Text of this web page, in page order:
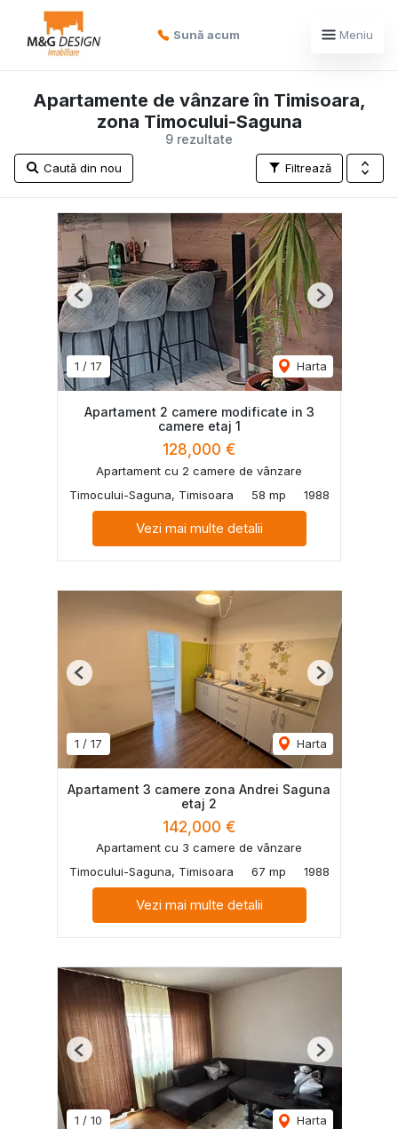
Sună acum Meniu
9 rezultate
Apartamente de vânzare în Timisoara,
zona Timocului-Saguna
Filtrează
Caută din nou
1 / 17 Harta
Previous Next
Apartament 2 camere modificate in 3
camere etaj 1
128,000 €
Apartament cu 2 camere de vânzare
Timocului-Saguna, Timisoara
58 mp 1988
Vezi mai multe detalii
1 / 17 Harta
Previous Next
Apartament 3 camere zona Andrei Saguna
etaj 2
142,000 €
Apartament cu 3 camere de vânzare
Timocului-Saguna, Timisoara
67 mp 1988
Vezi mai multe detalii
1 / 10 Harta
Previous Next